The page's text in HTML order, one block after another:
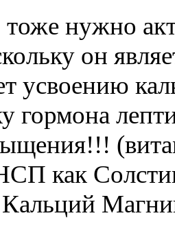
тоже нужно
он
усвоению
гормона
как